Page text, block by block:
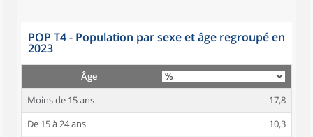
POP T4 - Population par sexe et âge regroupé en
2023
Âge
Moins de 15 ans
17,8
De 15 à 24 ans
10,3